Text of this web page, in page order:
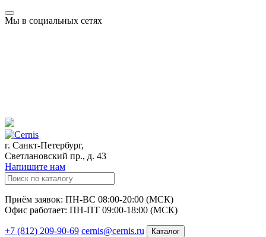
Мы в социальных сетях
г. Санкт-Петербург,
Светлановский пр., д. 43
Напишите нам
Приём заявок: ПН-ВС 08:00-20:00 (МСК)
Офис работает: ПН-ПТ 09:00-18:00 (МСК)
+7 (812) 209-90-69 cernis@cernis.ru Каталог